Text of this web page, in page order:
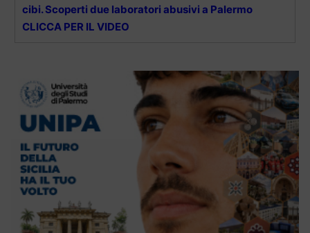
cibi. Scoperti due laboratori abusivi a Palermo
CLICCA PER IL VIDEO